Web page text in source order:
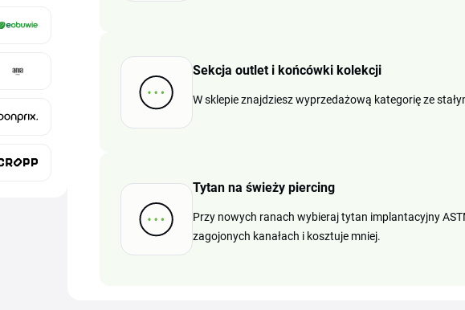
Sekcja outlet i końcówki kolekcji
W sklepie znajdziesz wyprzedażową kategorię ze
Tytan na świeży piercing
Przy nowych ranach wybieraj tytan implantacyjny
zagojonych kanałach i kosztuje mniej.